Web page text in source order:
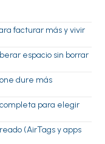
facturar más y vivir
espacio sin borrar
dure más
para elegir
(AirTags y apps